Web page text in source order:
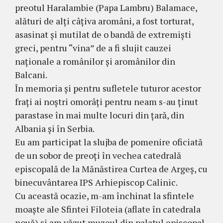
preotul Haralambie (Papa Lambru) Balamace,
alături de alți câțiva aromâni, a fost torturat,
asasinat și mutilat de o bandă de extremiști
greci, pentru “vina” de a fi slujit cauzei
naționale a românilor și aromânilor din
Balcani.
În memoria și pentru sufletele tuturor acestor
frați ai noștri omorâți pentru neam s-au ținut
parastase în mai multe locuri din țară, din
Albania și în Serbia.
Eu am participat la slujba de pomenire oficiată
de un sobor de preoți în vechea catedrală
episcopală de la Mănăstirea Curtea de Argeș, cu
binecuvântarea IPS Arhiepiscop Calinic.
Cu această ocazie, m-am închinat la sfintele
moaște ale Sfintei Filoteia (aflate în catedrala